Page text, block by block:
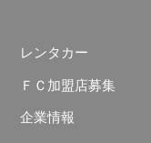
レンタカー
ＦＣ加盟店募集
企業情報